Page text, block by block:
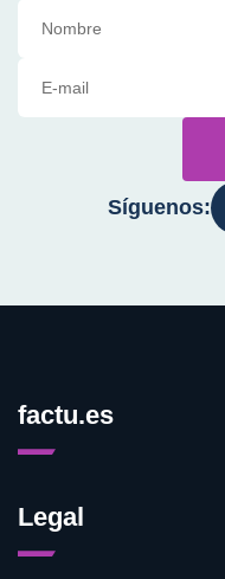
Síguenos:
factu.es
Legal